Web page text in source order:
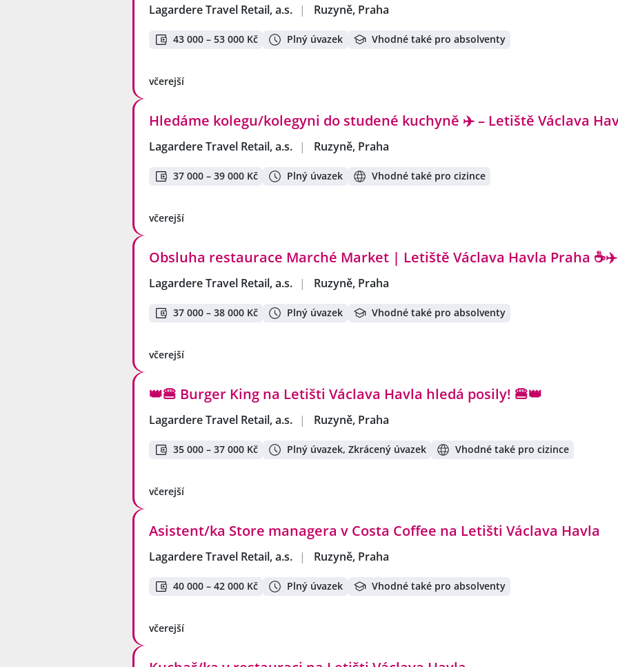
Lagardere Travel Retail, a.s. | Ruzyně, Praha
43 000 – 53 000 Kč Plný úvazek Vhodné také pro absolventy
včerejší
Hledáme kolegu/kolegyni do studené kuchyně ✈️ – Letiště Václava
Lagardere Travel Retail, a.s. | Ruzyně, Praha
37 000 – 39 000 Kč Plný úvazek Vhodné také pro cizince
včerejší
Obsluha restaurace Marché Market | Letiště Václava Havla Praha ☕✈️
Lagardere Travel Retail, a.s. | Ruzyně, Praha
37 000 – 38 000 Kč Plný úvazek Vhodné také pro absolventy
včerejší
👑🍔 Burger King na Letišti Václava Havla hledá posily! 🍔👑
Lagardere Travel Retail, a.s. | Ruzyně, Praha
35 000 – 37 000 Kč Plný úvazek, Zkrácený úvazek Vhodné také pro cizince
včerejší
Asistent/ka Store managera v Costa Coffee na Letišti Václava Havla
Lagardere Travel Retail, a.s. | Ruzyně, Praha
40 000 – 42 000 Kč Plný úvazek Vhodné také pro absolventy
včerejší